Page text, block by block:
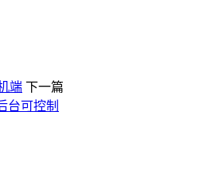
端 下一篇
台可控制